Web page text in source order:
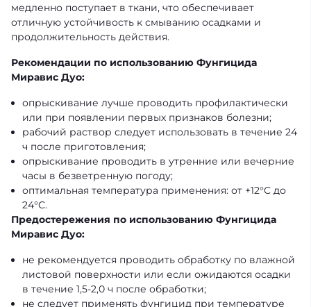
медленно поступает в ткани, что обеспечивает
отличную устойчивость к смыванию осадками и
продолжительность действия.
Рекомендации по использованию Фунгицида
Миравис Дуо:
опрыскивание лучше проводить профилактически
или при появлении первых признаков болезни;
рабочий раствор следует использовать в течение 24
ч после приготовления;
опрыскивание проводить в утренние или вечерние
часы в безветренную погоду;
оптимальная температура применения: от +12°C до
24°C.
Предостережения по использованию Фунгицида
Миравис Дуо:
не рекомендуется проводить обработку по влажной
листовой поверхности или если ожидаются осадки
в течение 1,5-2,0 ч после обработки;
не следует применять фунгицид при температуре